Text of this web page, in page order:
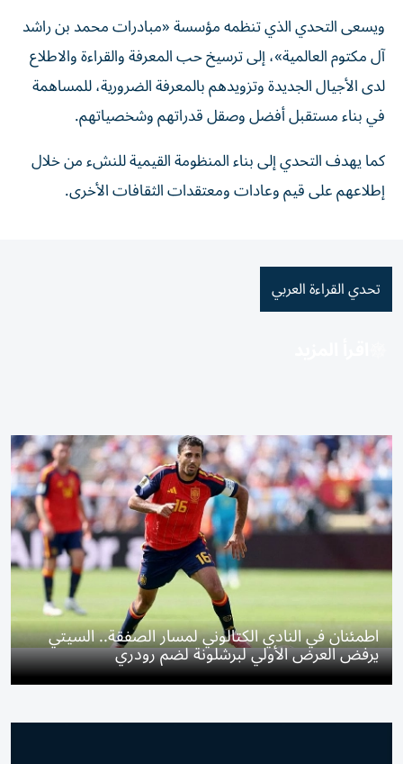
ويسعى التحدي الذي تنظمه مؤسسة «مبادرات محمد بن راشد
آل مكتوم العالمية»، إلى ترسيخ حب المعرفة والقراءة والاطلاع
لدى الأجيال الجديدة وتزويدهم بالمعرفة الضرورية، للمساهمة
في بناء مستقبل أفضل وصقل قدراتهم وشخصياتهم.
كما يهدف التحدي إلى بناء المنظومة القيمية للنشء من خلال
إطلاعهم على قيم وعادات ومعتقدات الثقافات الأخرى.
تحدي القراءة العربي
اطمئنان في النادي الكتالوني لمسار الصفقة.. السيتي
يرفض العرض الأولي لبرشلونة لضم رودري